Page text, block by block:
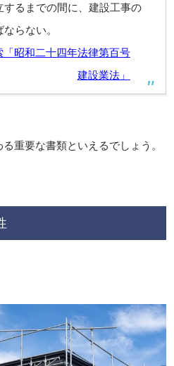
するまでの間に、建設工事の
らない。
昭和二十四年法律第百号
建設業法」
重要な書類といえるでしょう。